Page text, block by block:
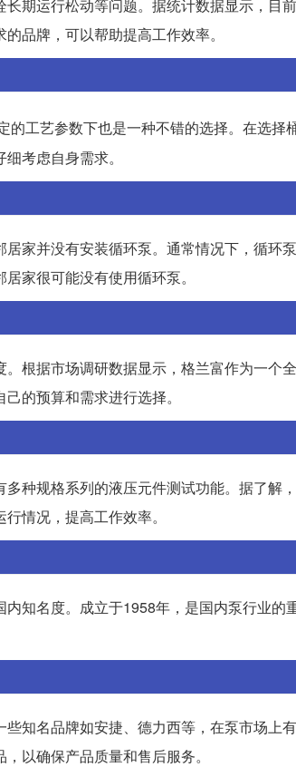
期运行松动等问题。据统计数据显示，目
品牌，可以帮助提高工作效率。
的工艺参数下也是一种不错的选择。在选择
考虑自身需求。
家并没有安装循环泵。通常情况下，循环
家很可能没有使用循环泵。
根据市场调研数据显示，格兰富作为一个
的预算和需求进行选择。
种规格系列的液压元件测试功能。据了解
情况，提高工作效率。
知名度。成立于1958年，是国内泵行业的
知名品牌如安捷、德力西等，在泵市场上
以确保产品质量和售后服务。